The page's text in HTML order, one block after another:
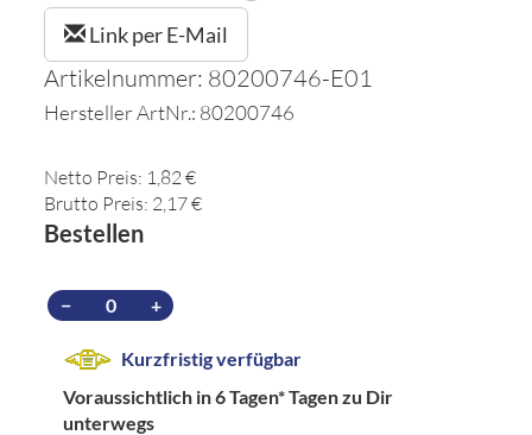
Link per E-Mail
Artikelnummer: 80200746-E01
Hersteller ArtNr.: 80200746
Netto Preis: 1,82 €
Brutto Preis: 2,17 €
Bestellen
− +
Kurzfristig verfügbar
Voraussichtlich in 6 Tagen*Tagen zu Dir
unterwegs